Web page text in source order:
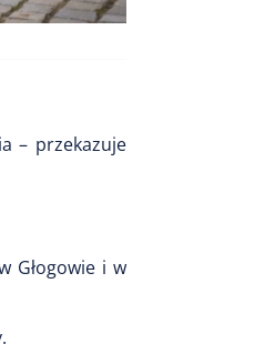
– przekazuje
Głogowie i w